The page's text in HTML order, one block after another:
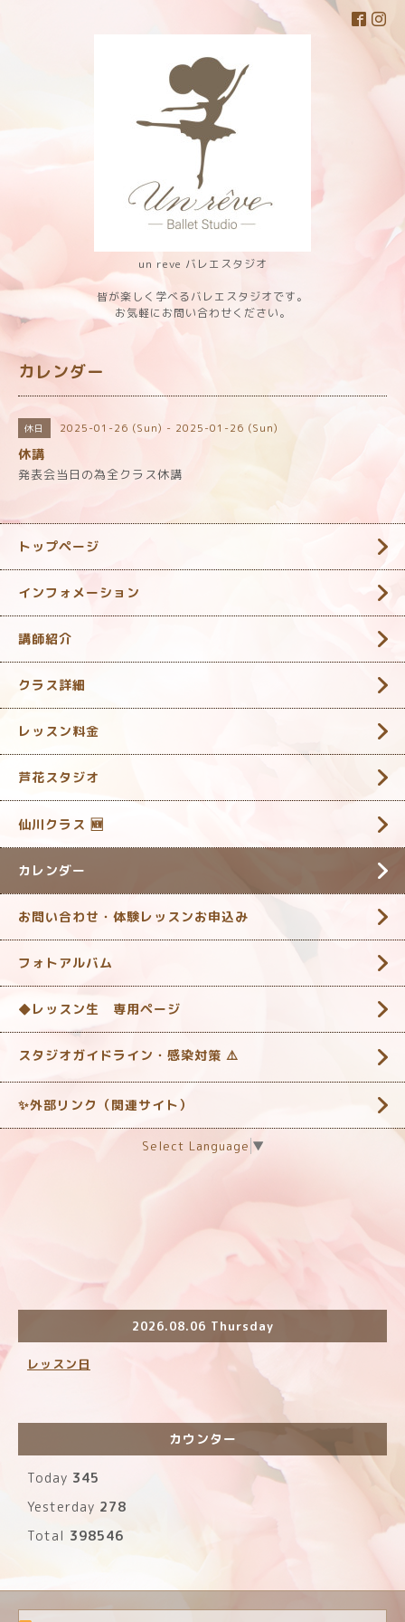
un reve バレエスタジオ
皆が楽しく学べるバレエスタジオです。
お気軽にお問い合わせください。
カレンダー
休日 2025-01-26 (Sun) - 2025-01-26 (Sun)
休講
発表会当日の為全クラス休講
トップページ
インフォメーション
講師紹介
クラス詳細
レッスン料金
芦花スタジオ
仙川クラス 🆕
カレンダー
お問い合わせ・体験レッスンお申込み
フォトアルバム
◆レッスン生 専用ページ
スタジオガイドライン・感染対策 ‎⚠️
✨外部リンク（関連サイト）
Select Language ▼
2026.08.06 Thursday
レッスン日
カウンター
Today 345
Yesterday 278
Total 398546